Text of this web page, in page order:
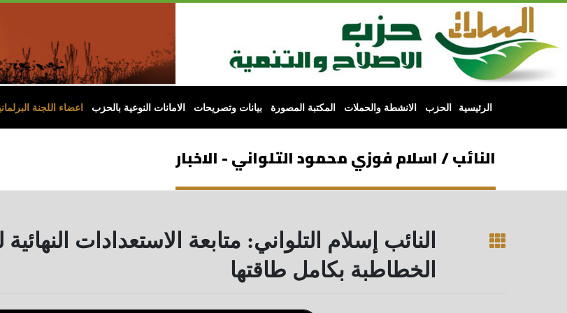
الرئيسية الحزب الانشطة والحملات المكتبة المصورة بيانات وتصريحات الامانات النوعية بالحزب اعضاء اللجنة
النائب / اسلام فوزي محمود التلواني - الاخبار
النائب إسلام التلواني: متابعة الاستعدادات
الخطاطبة بكامل طاقتها